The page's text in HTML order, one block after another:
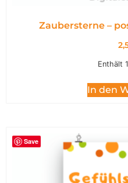
Zaubersterne –
Enthält
In den
Save